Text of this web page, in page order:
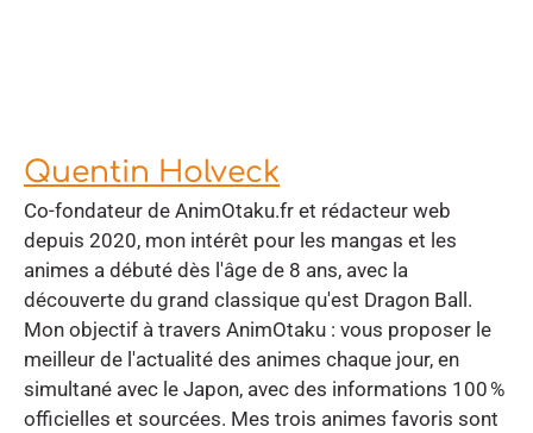
Quentin Holveck
Co-fondateur de AnimOtaku.fr et rédacteur web
depuis 2020, mon intérêt pour les mangas et les
animes a débuté dès l'âge de 8 ans, avec la
découverte du grand classique qu'est Dragon Ball.
Mon objectif à travers AnimOtaku : vous proposer le
meilleur de l'actualité des animes chaque jour, en
simultané avec le Japon, avec des informations 100 %
officielles et sourcées. Mes trois animes favoris sont